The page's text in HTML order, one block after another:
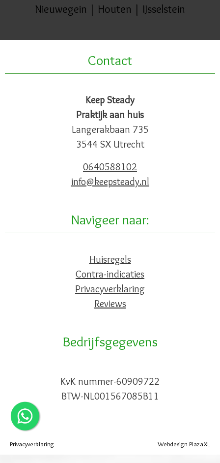
Nieuwegein | Houten | IJsselstein
Contact
Keep Steady
Praktijk aan huis
Langerakbaan 735
3544 SX Utrecht
0640588102
info@keepsteady.nl
Navigeer naar:
Huisregels
Contra-indicaties
Privacyverklaring
Reviews
Bedrijfsgegevens
KvK nummer-60909722
BTW-NL001567085B11
Privacyverklaring Webdesign PlazaXL